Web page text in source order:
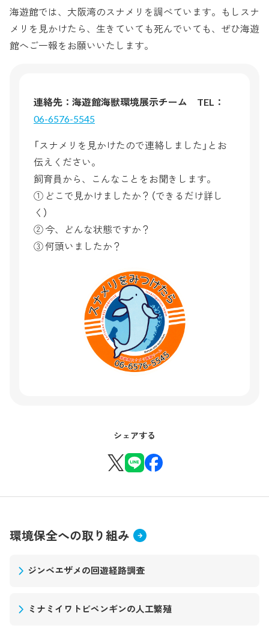
海遊館では、大阪湾のスナメリを調べています。もしスナ
メリを見かけたら、生きていても死んでいても、ぜひ海遊
館へご一報をお願いいたします。
連絡先：海遊館海獣環境展示チーム TEL：
06-6576-5545
「スナメリを見かけたので連絡しました」とお
伝えください。
飼育員から、こんなことをお聞きします。
① どこで見かけましたか？（できるだけ詳し
く）
② 今、どんな状態ですか？
③ 何頭いましたか？
シェアする
環境保全への取り組み
ジンベエザメの回遊経路調査
ミナミイワトビペンギンの人工繁殖